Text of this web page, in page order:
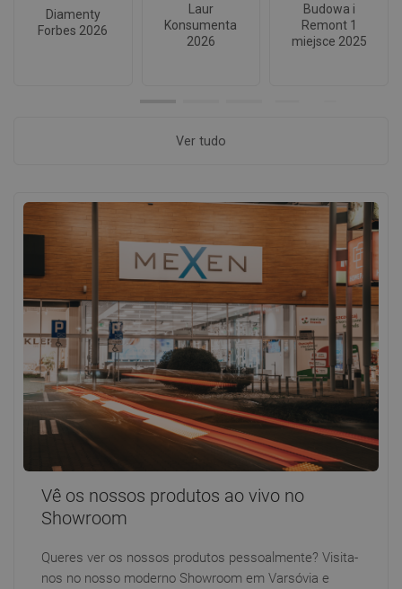
Diamenty
Forbes 2026
Laur
Konsumenta
2026
Budowa i
Remont 1
miejsce 2025
Ver tudo
Vê os nossos produtos ao vivo no
Showroom
Queres ver os nossos produtos pessoalmente? Visita-
nos no nosso moderno Showroom em Varsóvia e